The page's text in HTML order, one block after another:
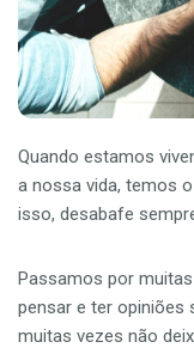
Quando estamos
a nossa vida, temos
isso, desabafe
Passamos por
pensar e ter opiniões
muitas vezes não